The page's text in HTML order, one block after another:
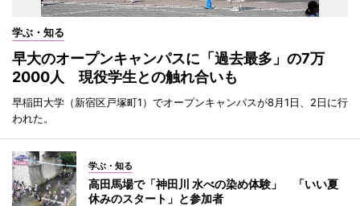
学ぶ・知る
早大のオープンキャンパスに「過去最多」の7万
2000人 現役学生との触れ合いも
早稲田大学（新宿区戸塚町1）でオープンキャンパスが8月1日、2日に行
われた。
学ぶ・知る
高田馬場で「神田川 水べの染め体験」 「いい夏
休みのスタート」と参加者